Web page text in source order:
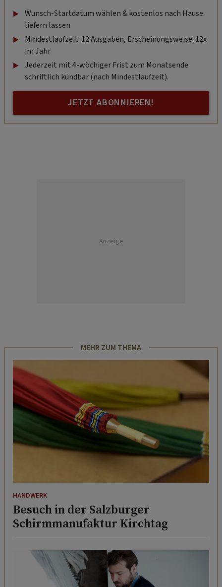
Wunsch-Startdatum wählen & kostenlos nach Hause
liefern lassen
Mindestlaufzeit: 12 Ausgaben, Erscheinungsweise: 12x
im Jahr
Jederzeit mit 4-wöchiger Frist zum Monatsende
schriftlich kündbar (nach Mindestlaufzeit).
JETZT ABONNIEREN!
Anzeige
MEHR ZUM THEMA
HANDWERK
Besuch in der Salzburger
Schirmmanufaktur Kirchtag